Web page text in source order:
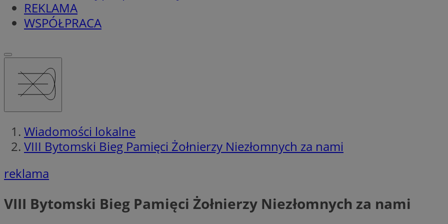
REKLAMA
WSPÓŁPRACA
Wiadomości lokalne
VIII Bytomski Bieg Pamięci Żołnierzy Niezłomnych za nami
reklama
VIII Bytomski Bieg Pamięci Żołnierzy Niezłomnych za nami